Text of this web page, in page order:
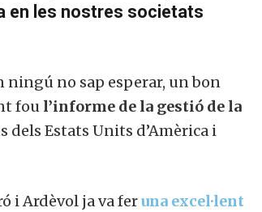
en les nostres societats
ningú no sap esperar, un bon
fou l’informe de la gestió de la
dels Estats Units d’Amèrica i
i Ardèvol ja va feruna excel·lent